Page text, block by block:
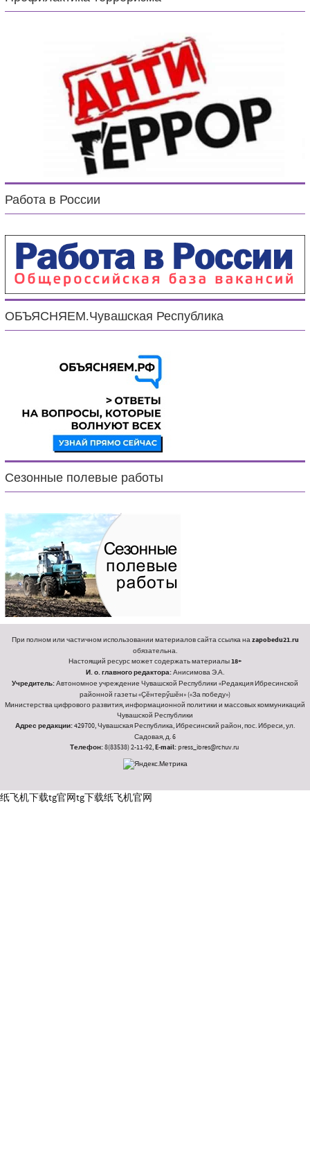
Работа в России
ОБЪЯСНЯЕМ.Чувашская Республика
Сезонные полевые работы
При полном или частичном использовании материалов сайта ссылка наzapobedu21.ru
обязательна.
Настоящий ресурс может содержать материалы18+
И. о. главного редактора:Анисимова Э.А.
Учредитель:Автономное учреждение Чувашской Республики «Редакция Ибресинской
районной газеты «Ҫӗнтерӳшӗн» («За победу»)
Министерства цифрового развития, информационной политики и массовых коммуникаций
Чувашской Республики
Адрес редакции:429700, Чувашская Республика, Ибресинский район, пос. Ибреси, ул.
Садовая, д. 6
Телефон:8(83538) 2-11-92,E-mail:press_ibres@rchuv.ru
纸飞机下载tg官网tg下载纸飞机官网